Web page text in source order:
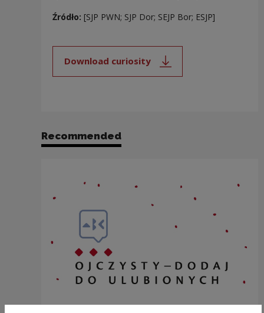
Źródło: [SJP PWN; SJP Dor; SEJP Bor; ESJP]
Download curiosity
Note, the link will open in a new
Recommended